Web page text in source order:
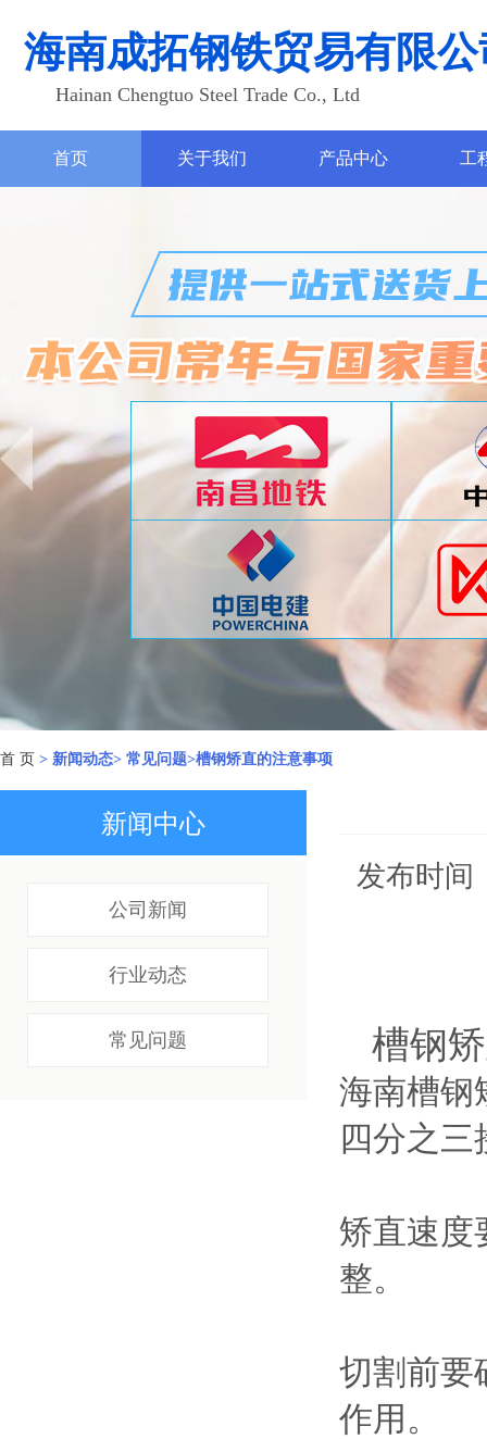
海南成拓钢铁贸易有限
Hainan Chengtuo Steel Trade Co., Ltd
首页 关于我们 产品中心 工
首 页 > 新闻动态> 常见问题>槽钢矫直的注意事项
新闻中心
公司新闻
行业动态
常见问题
发布时
槽钢
海南槽钢
四分之
矫直速度
整。
切割前要
作用。